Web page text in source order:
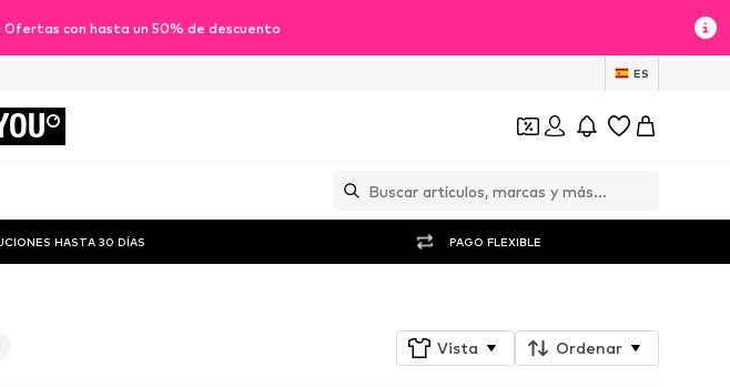
Ofertas con hasta un 50% de descuento
ES
HASTA 30 DÍAS PAGO FLEXIBLE
Vista Ordenar